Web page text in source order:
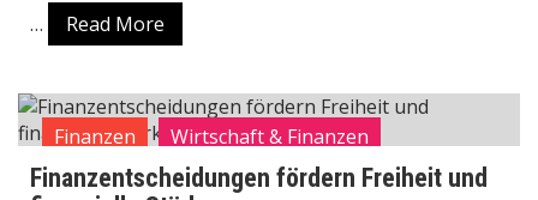
…
Read More
Finanzen Wirtschaft & Finanzen
Finanzentscheidungen fördern Freiheit und